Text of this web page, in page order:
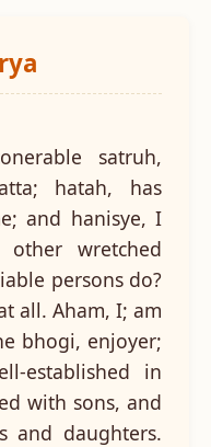
satruh,
hatah, has
and hanisye, I
wretched
persons do?
all. Aham, I; am
bhogi, enjoyer;
established in
with sons, and
and daughters.